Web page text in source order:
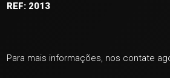
REF: 2013
Para mais informações, nos contate